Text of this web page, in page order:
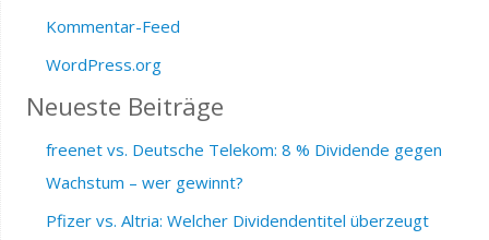
Kommentar-Feed
WordPress.org
Neueste Beiträge
freenet vs. Deutsche Telekom: 8 % Dividende gegen
Wachstum – wer gewinnt?
Pfizer vs. Altria: Welcher Dividendentitel überzeugt